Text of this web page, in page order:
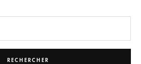
RECHERCHER